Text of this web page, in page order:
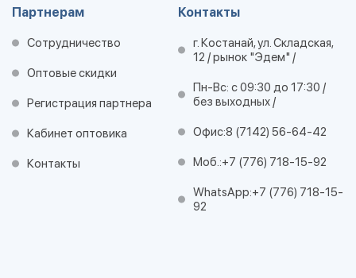
Партнерам
Сотрудничество
Оптовые скидки
Регистрация партнера
Кабинет оптовика
Контакты
Контакты
г. Костанай, ул. Складская,
12 / рынок "Эдем" /
Пн-Вс: с 09:30 до 17:30 /
без выходных /
Офис:8 (7142) 56-64-42
Моб.:+7 (776) 718-15-92
WhatsApp:+7 (776) 718-15-
92